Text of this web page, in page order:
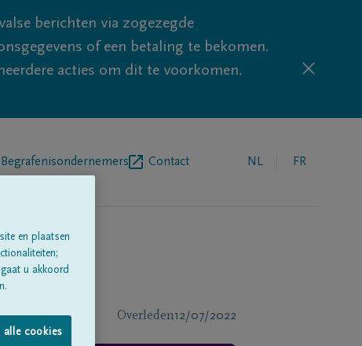
berichten via zogezegde
of een betaling te bekomen.
acties om dit te voorkomen.
Begrafenisondernemers Contact NL FR
Overleden12/07/2022
en plaatsen
u akkoord
alle cookies